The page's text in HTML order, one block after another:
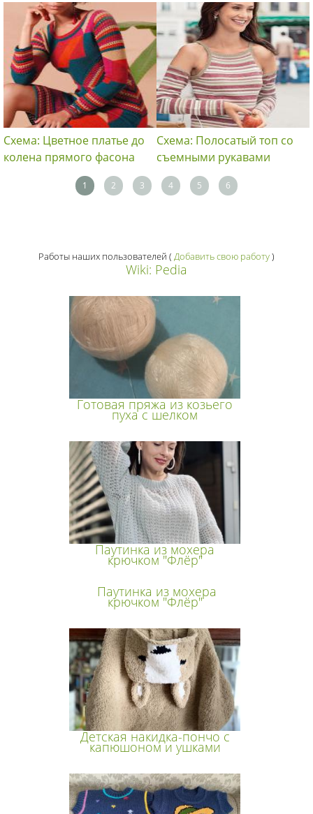
Схема: Цветное платье до
колена прямого фасона
Схема: Полосатый топ со
съемными рукавами
1 2 3 4 5 6
Работы наших пользователей ( Добавить свою работу)
Wiki: Pedia
Готовая пряжа из козьего
пуха с шелком
Паутинка из мохера
крючком "Флёр"
Паутинка из мохера
крючком "Флёр"
Детская накидка-пончо с
капюшоном и ушками